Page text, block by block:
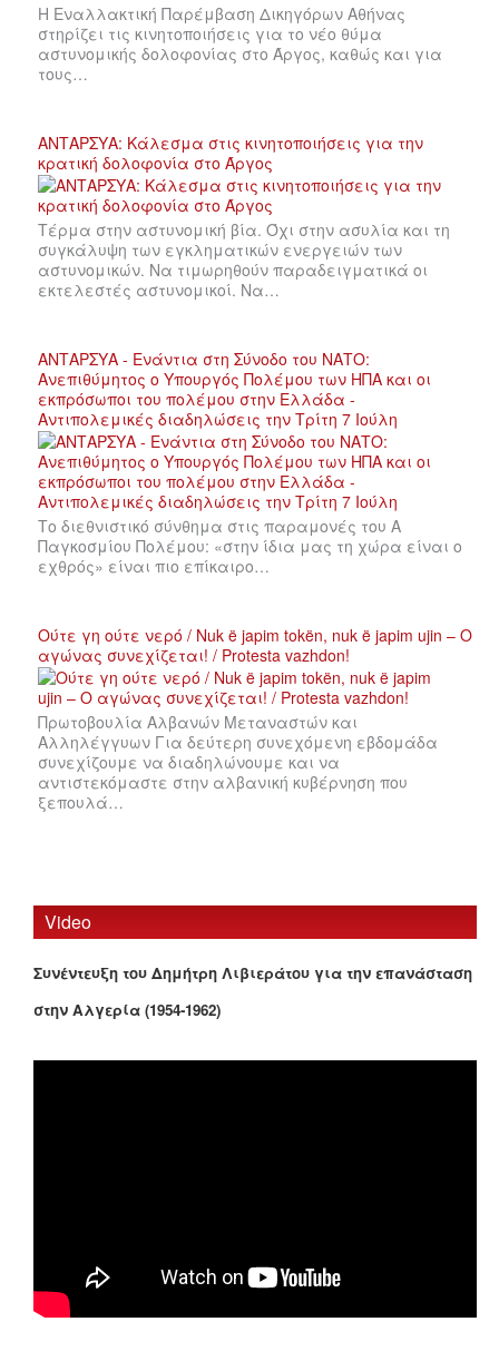
Η Εναλλακτική Παρέμβαση Δικηγόρων Αθήνας
στηρίζει τις κινητοποιήσεις για το νέο θύμα
αστυνομικής δολοφονίας στο Άργος, καθώς και για
τους…
ΑΝΤΑΡΣΥΑ: Κάλεσμα στις κινητοποιήσεις για την
κρατική δολοφονία στο Άργος
Τέρμα στην αστυνομική βία. Όχι στην ασυλία και τη
συγκάλυψη των εγκληματικών ενεργειών των
αστυνομικών. Να τιμωρηθούν παραδειγματικά οι
εκτελεστές αστυνομικοί. Να…
ΑΝΤΑΡΣΥΑ - Ενάντια στη Σύνοδο του ΝΑΤΟ:
Ανεπιθύμητος ο Υπουργός Πολέμου των ΗΠΑ και οι
εκπρόσωποι του πολέμου στην Ελλάδα -
Αντιπολεμικές διαδηλώσεις την Τρίτη 7 Ιούλη
Το διεθνιστικό σύνθημα στις παραμονές του Α
Παγκοσμίου Πολέμου: «στην ίδια μας τη χώρα είναι ο
εχθρός» είναι πιο επίκαιρο…
Ούτε γη ούτε νερό / Nuk ë japim tokën, nuk ë japim ujin – Ο
αγώνας συνεχίζεται! / Protesta vazhdon!
Πρωτοβουλία Αλβανών Μεταναστών και
Αλληλέγγυων Για δεύτερη συνεχόμενη εβδομάδα
συνεχίζουμε να διαδηλώνουμε και να
αντιστεκόμαστε στην αλβανική κυβέρνηση που
ξεπουλά…
Video
Συνέντευξη του Δημήτρη Λιβιεράτου για την επανάσταση
στην Αλγερία (1954-1962)